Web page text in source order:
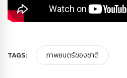
TAGS: ภาพยนตร์ของชาติ